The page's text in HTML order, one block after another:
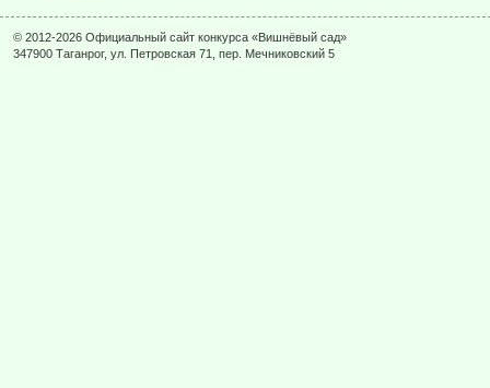
© 2012-2026 Официальный сайт конкурса «Вишнёвый сад»
347900 Таганрог, ул. Петровская 71, пер. Мечниковский 5